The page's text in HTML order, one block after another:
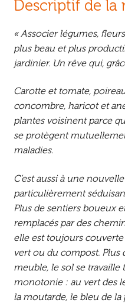
Descriptif de la
« Associer légumes,
plus beau et plus
jardinier. Un rêve qui,
Carotte et tomate,
concombre, haricot et
plantes voisinent parce
se protègent
maladies.
C’est aussi à une
particulièrement
Plus de sentiers boueux
remplacés par des
elle est toujours
vert ou du compost. Plus
meuble, le sol se travaille
monotonie : au vert des
la moutarde, le bleu de la